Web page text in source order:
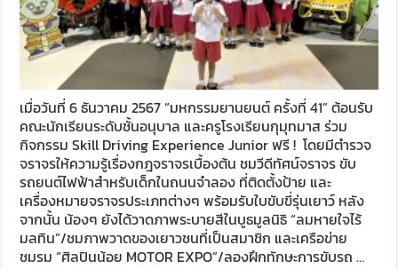
เมื่อวันที่ 6 ธันวาคม 2567 “มหกรรมยานยนต์ ครั้งที่ 41” ต้อนรับ
คณะนักเรียนระดับชั้นอนุบาล และครูโรงเรียนกุมุทมาส ร่วม
กิจกรรม Skill Driving Experience Junior ฟรี ! โดยมีตำรวจ
จราจรให้ความรู้เรื่องกฎจราจรเบื้องต้น ชมวีดีทัศน์จราจร ขับ
รถยนต์ไฟฟ้าสำหรับเด็กในถนนจำลอง ที่ติดตั้งป้าย และ
เครื่องหมายจราจรประเภทต่างๆ พร้อมรับใบขับขี่รุ่นเยาว์ หลัง
จากนั้น น้องๆ ยังได้วาดภาพระบายสีในบูธมูลนิธิ “ลมหายใจไร้
มลทิน”/ชมภาพวาดของเยาวชนที่เป็นสมาชิก และเครือข่าย
ชมรม “ศิลปินน้อย MOTOR EXPO”/ลองฝึกทักษะการขับรถ …